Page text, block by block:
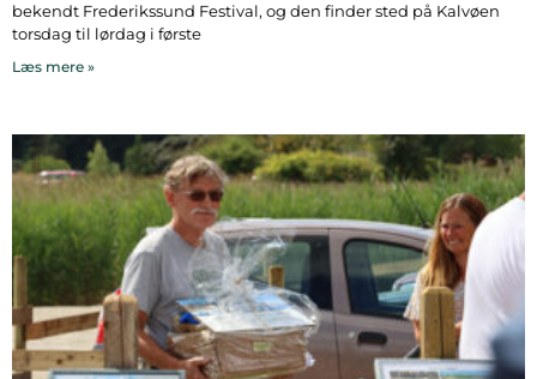
bekendt Frederikssund Festival, og den finder sted på Kalvøen
torsdag til lørdag i første
Læs mere »